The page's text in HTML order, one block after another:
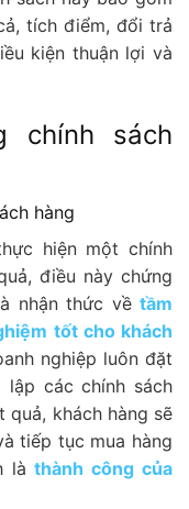
tích điểm, đổi trả
kiện thuận lợi và
chính sách
hàng
hiện một chính
điều này chứng
nhận thức về tầm
tốt cho khách
nghiệp luôn đặt
các chính sách
quả, khách hàng sẽ
tiếp tục mua hàng
làthành công của